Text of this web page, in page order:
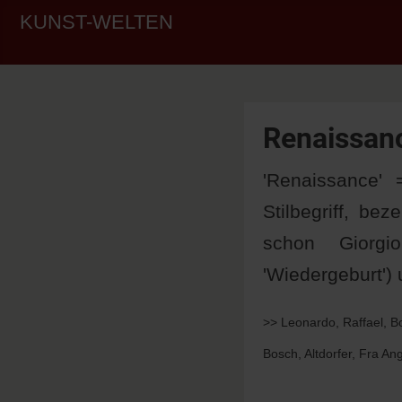
KUNST-WELTEN
Stilbegriff,
schon
'Wiedergeburt')
>> Leonardo, Raffael,
Bosch, Altdorfer, Fra